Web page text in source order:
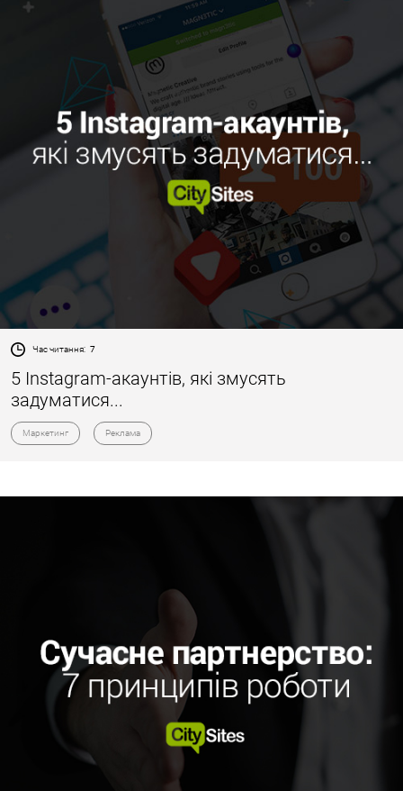
Час читання: 7
5 Instagram-акаунтів, які змусять
задуматися...
Маркетинг Реклама